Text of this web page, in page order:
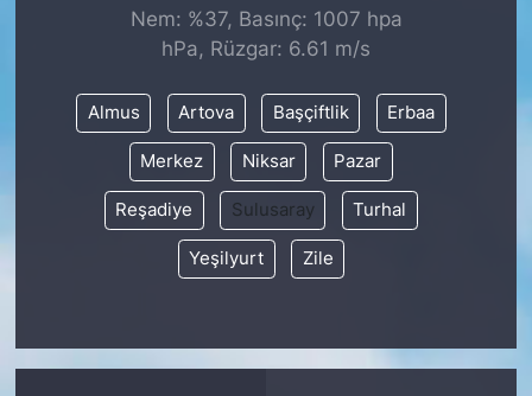
Nem: %37, Basınç: 1007 hpa
hPa, Rüzgar: 6.61 m/s
Almus Artova Başçiftlik Erbaa
Merkez Niksar Pazar
Reşadiye Sulusaray Turhal
Yeşilyurt Zile